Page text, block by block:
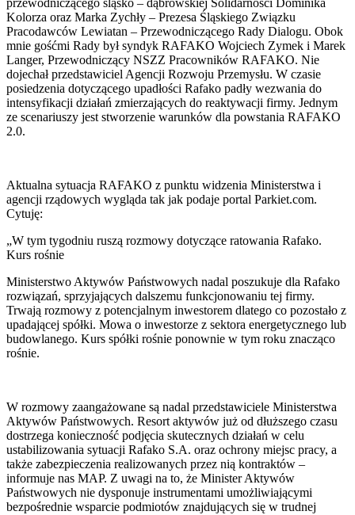
Kolorza oraz Marka Zychły – Prezesa Śląskiego Związku
Pracodawców Lewiatan – Przewodniczącego Rady Dialogu. Obok
mnie gośćmi Rady był syndyk RAFAKO Wojciech Zymek i Marek
Langer, Przewodniczący NSZZ Pracowników RAFAKO. Nie
dojechał przedstawiciel Agencji Rozwoju Przemysłu. W czasie
posiedzenia dotyczącego upadłości Rafako padły wezwania do
intensyfikacji działań zmierzających do reaktywacji firmy. Jednym
ze scenariuszy jest stworzenie warunków dla powstania RAFAKO
2.0.
Aktualna sytuacja RAFAKO z punktu widzenia Ministerstwa i
agencji rządowych wygląda tak jak podaje portal Parkiet.com.
Cytuję:
„W tym tygodniu ruszą rozmowy dotyczące ratowania Rafako.
Kurs rośnie
Ministerstwo Aktywów Państwowych nadal poszukuje dla Rafako
rozwiązań, sprzyjających dalszemu funkcjonowaniu tej firmy.
Trwają rozmowy z potencjalnym inwestorem dlatego co pozostało z
upadającej spółki. Mowa o inwestorze z sektora energetycznego lub
budowlanego. Kurs spółki rośnie ponownie w tym roku znacząco
rośnie.
W rozmowy zaangażowane są nadal przedstawiciele Ministerstwa
Aktywów Państwowych. Resort aktywów już od dłuższego czasu
dostrzega konieczność podjęcia skutecznych działań w celu
ustabilizowania sytuacji Rafako S.A. oraz ochrony miejsc pracy, a
także zabezpieczenia realizowanych przez nią kontraktów –
informuje nas MAP. Z uwagi na to, że Minister Aktywów
Państwowych nie dysponuje instrumentami umożliwiającymi
bezpośrednie wsparcie podmiotów znajdujących się w trudnej